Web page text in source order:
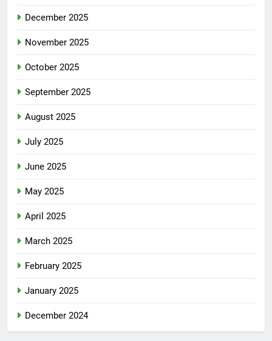
December 2025
November 2025
October 2025
September 2025
August 2025
July 2025
June 2025
May 2025
April 2025
March 2025
February 2025
January 2025
December 2024